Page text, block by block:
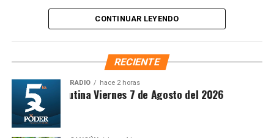
donde se plantarán más de 6.6 millones de árboles,
arbustos y plantas herbáceas, además de la dispersión de
Subrayó que la magnitud de este esfuerzo responde a los
desafíos ambientales del país, que cada año pierde más
de 203 mil hectáreas por deforestación y enfrenta daños
por incendios, plagas y enfermedades.
CONTINUAR LEYENDO
RECIENTE
RADIO hace 2 horas
Sintesis Matutina Viernes 7 de Agosto del 2026